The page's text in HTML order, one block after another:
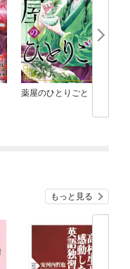
薬屋のひとりごと
もっと見る